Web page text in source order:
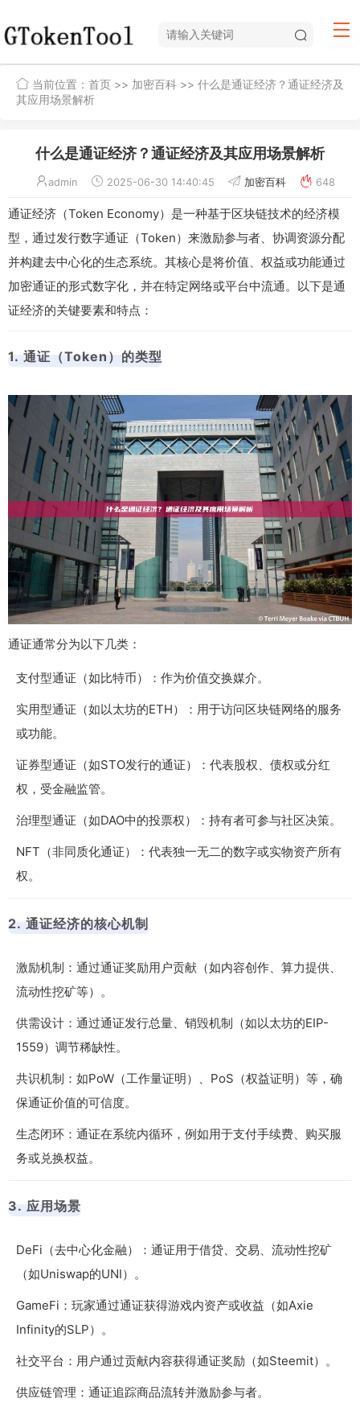
当前位置： 首页 >> 加密百科 >> 什么是通证经济？通证经济及
其应用场景解析
什么是通证经济？通证经济及其应用场景解析
admin 2025-06-30 14:40:45 加密百科 648
通证经济（Token Economy）是一种基于区块链技术的经济模
型，通过发行数字通证（Token）来激励参与者、协调资源分配
并构建去中心化的生态系统。其核心是将价值、权益或功能通过
加密通证的形式数字化，并在特定网络或平台中流通。以下是通
证经济的关键要素和特点：
1. 通证（Token）的类型
通证通常分为以下几类：
支付型通证（如比特币）：作为价值交换媒介。
实用型通证（如以太坊的ETH）：用于访问区块链网络的服务
或功能。
证券型通证（如STO发行的通证）：代表股权、债权或分红
权，受金融监管。
治理型通证（如DAO中的投票权）：持有者可参与社区决策。
NFT（非同质化通证）：代表独一无二的数字或实物资产所有
权。
2. 通证经济的核心机制
激励机制：通过通证奖励用户贡献（如内容创作、算力提供、
流动性挖矿等）。
供需设计：通过通证发行总量、销毁机制（如以太坊的EIP-
1559）调节稀缺性。
共识机制：如PoW（工作量证明）、PoS（权益证明）等，确
保通证价值的可信度。
生态闭环：通证在系统内循环，例如用于支付手续费、购买服
务或兑换权益。
3. 应用场景
DeFi（去中心化金融）：通证用于借贷、交易、流动性挖矿
（如Uniswap的UNI）。
GameFi：玩家通过通证获得游戏内资产或收益（如Axie
Infinity的SLP）。
社交平台：用户通过贡献内容获得通证奖励（如Steemit）。
供应链管理：通证追踪商品流转并激励参与者。